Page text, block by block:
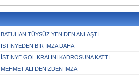
BATUHAN TÜYSÜZ YENİDEN ANLAŞTI
İSTİNYEDEN BİR İMZA DAHA
İSTİNYE GOL KRALINI KADROSUNA KATTI
MEHMET ALİ DENİZDEN İMZA